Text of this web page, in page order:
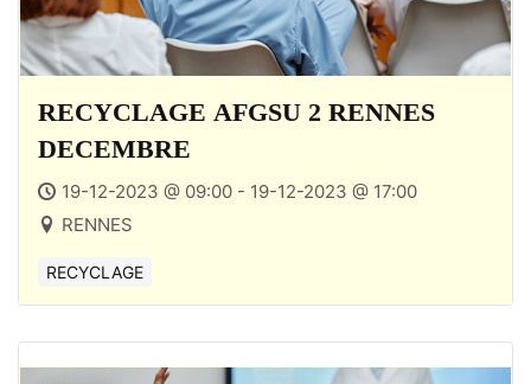
RECYCLAGE AFGSU 2 RENNES
DECEMBRE
19-12-2023 @ 09:00 - 19-12-2023 @ 17:00
RENNES
RECYCLAGE